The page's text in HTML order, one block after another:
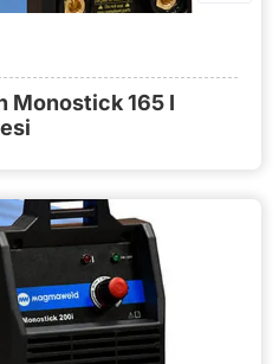
Monostick 165 I